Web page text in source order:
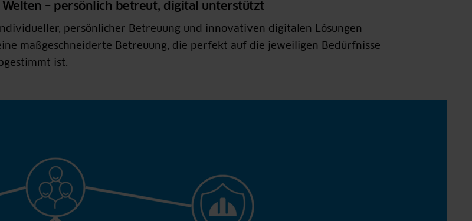
Welten – persönlich betreut, digital unterstützt
persönlicher Betreuung und innovativen digitalen Lösungen
maßgeschneiderte Betreuung, die perfekt auf die jeweiligen Bedürfnisse
ist.